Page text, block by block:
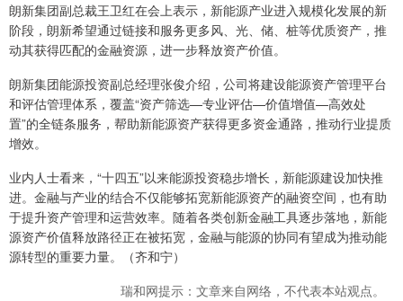
朗新集团副总裁王卫红在会上表示，新能源产业进入规模化发展的新
阶段，朗新希望通过链接和服务更多风、光、储、桩等优质资产，推
动其获得匹配的金融资源，进一步释放资产价值。
朗新集团能源投资副总经理张俊介绍，公司将建设能源资产管理平台
和评估管理体系，覆盖“资产筛选—专业评估—价值增值—高效处
置”的全链条服务，帮助新能源资产获得更多资金通路，推动行业提质
增效。
业内人士看来，“十四五”以来能源投资稳步增长，新能源建设加快推
进。金融与产业的结合不仅能够拓宽新能源资产的融资空间，也有助
于提升资产管理和运营效率。随着各类创新金融工具逐步落地，新能
源资产价值释放路径正在被拓宽，金融与能源的协同有望成为推动能
源转型的重要力量。（齐和宁）
瑞和网提示：文章来自网络，不代表本站观点。